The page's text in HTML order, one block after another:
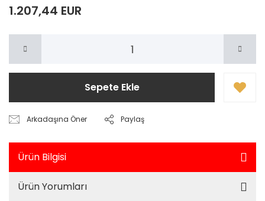
1.207,44 EUR
Sepete Ekle
Arkadaşına Öner Paylaş
Ürün Bilgisi
Ürün Yorumları